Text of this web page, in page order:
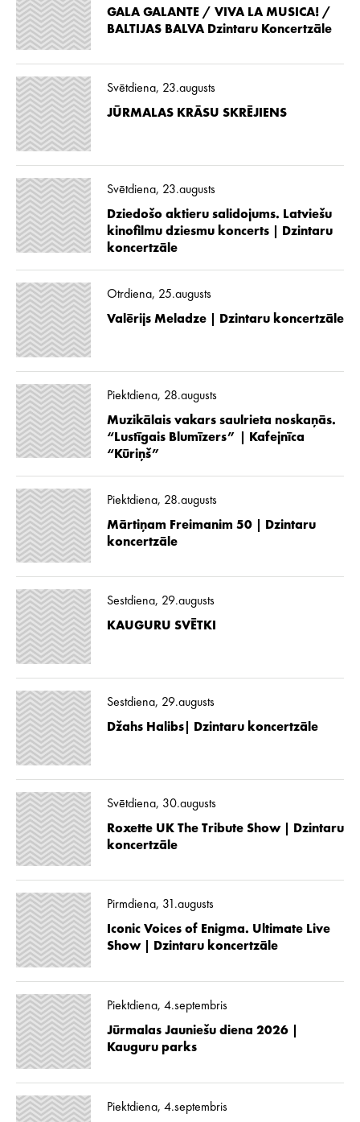
GALA GALANTE / VIVA LA MUSICA! /
BALTIJAS BALVA Dzintaru Koncertzāle
Svētdiena, 23.augusts
JŪRMALAS KRĀSU SKRĒJIENS
Svētdiena, 23.augusts
Dziedošo aktieru salidojums. Latviešu
kinofilmu dziesmu koncerts | Dzintaru
koncertzāle
Otrdiena, 25.augusts
Valērijs Meladze | Dzintaru koncertzāle
Piektdiena, 28.augusts
Muzikālais vakars saulrieta noskaņās.
“Lustīgais Blumīzers” | Kafejnīca
“Kūriņš”
Piektdiena, 28.augusts
Mārtiņam Freimanim 50 | Dzintaru
koncertzāle
Sestdiena, 29.augusts
KAUGURU SVĒTKI
Sestdiena, 29.augusts
Džahs Halibs| Dzintaru koncertzāle
Svētdiena, 30.augusts
Roxette UK The Tribute Show | Dzintaru
koncertzāle
Pirmdiena, 31.augusts
Iconic Voices of Enigma. Ultimate Live
Show | Dzintaru koncertzāle
Piektdiena, 4.septembris
Jūrmalas Jauniešu diena 2026 |
Kauguru parks
Piektdiena, 4.septembris